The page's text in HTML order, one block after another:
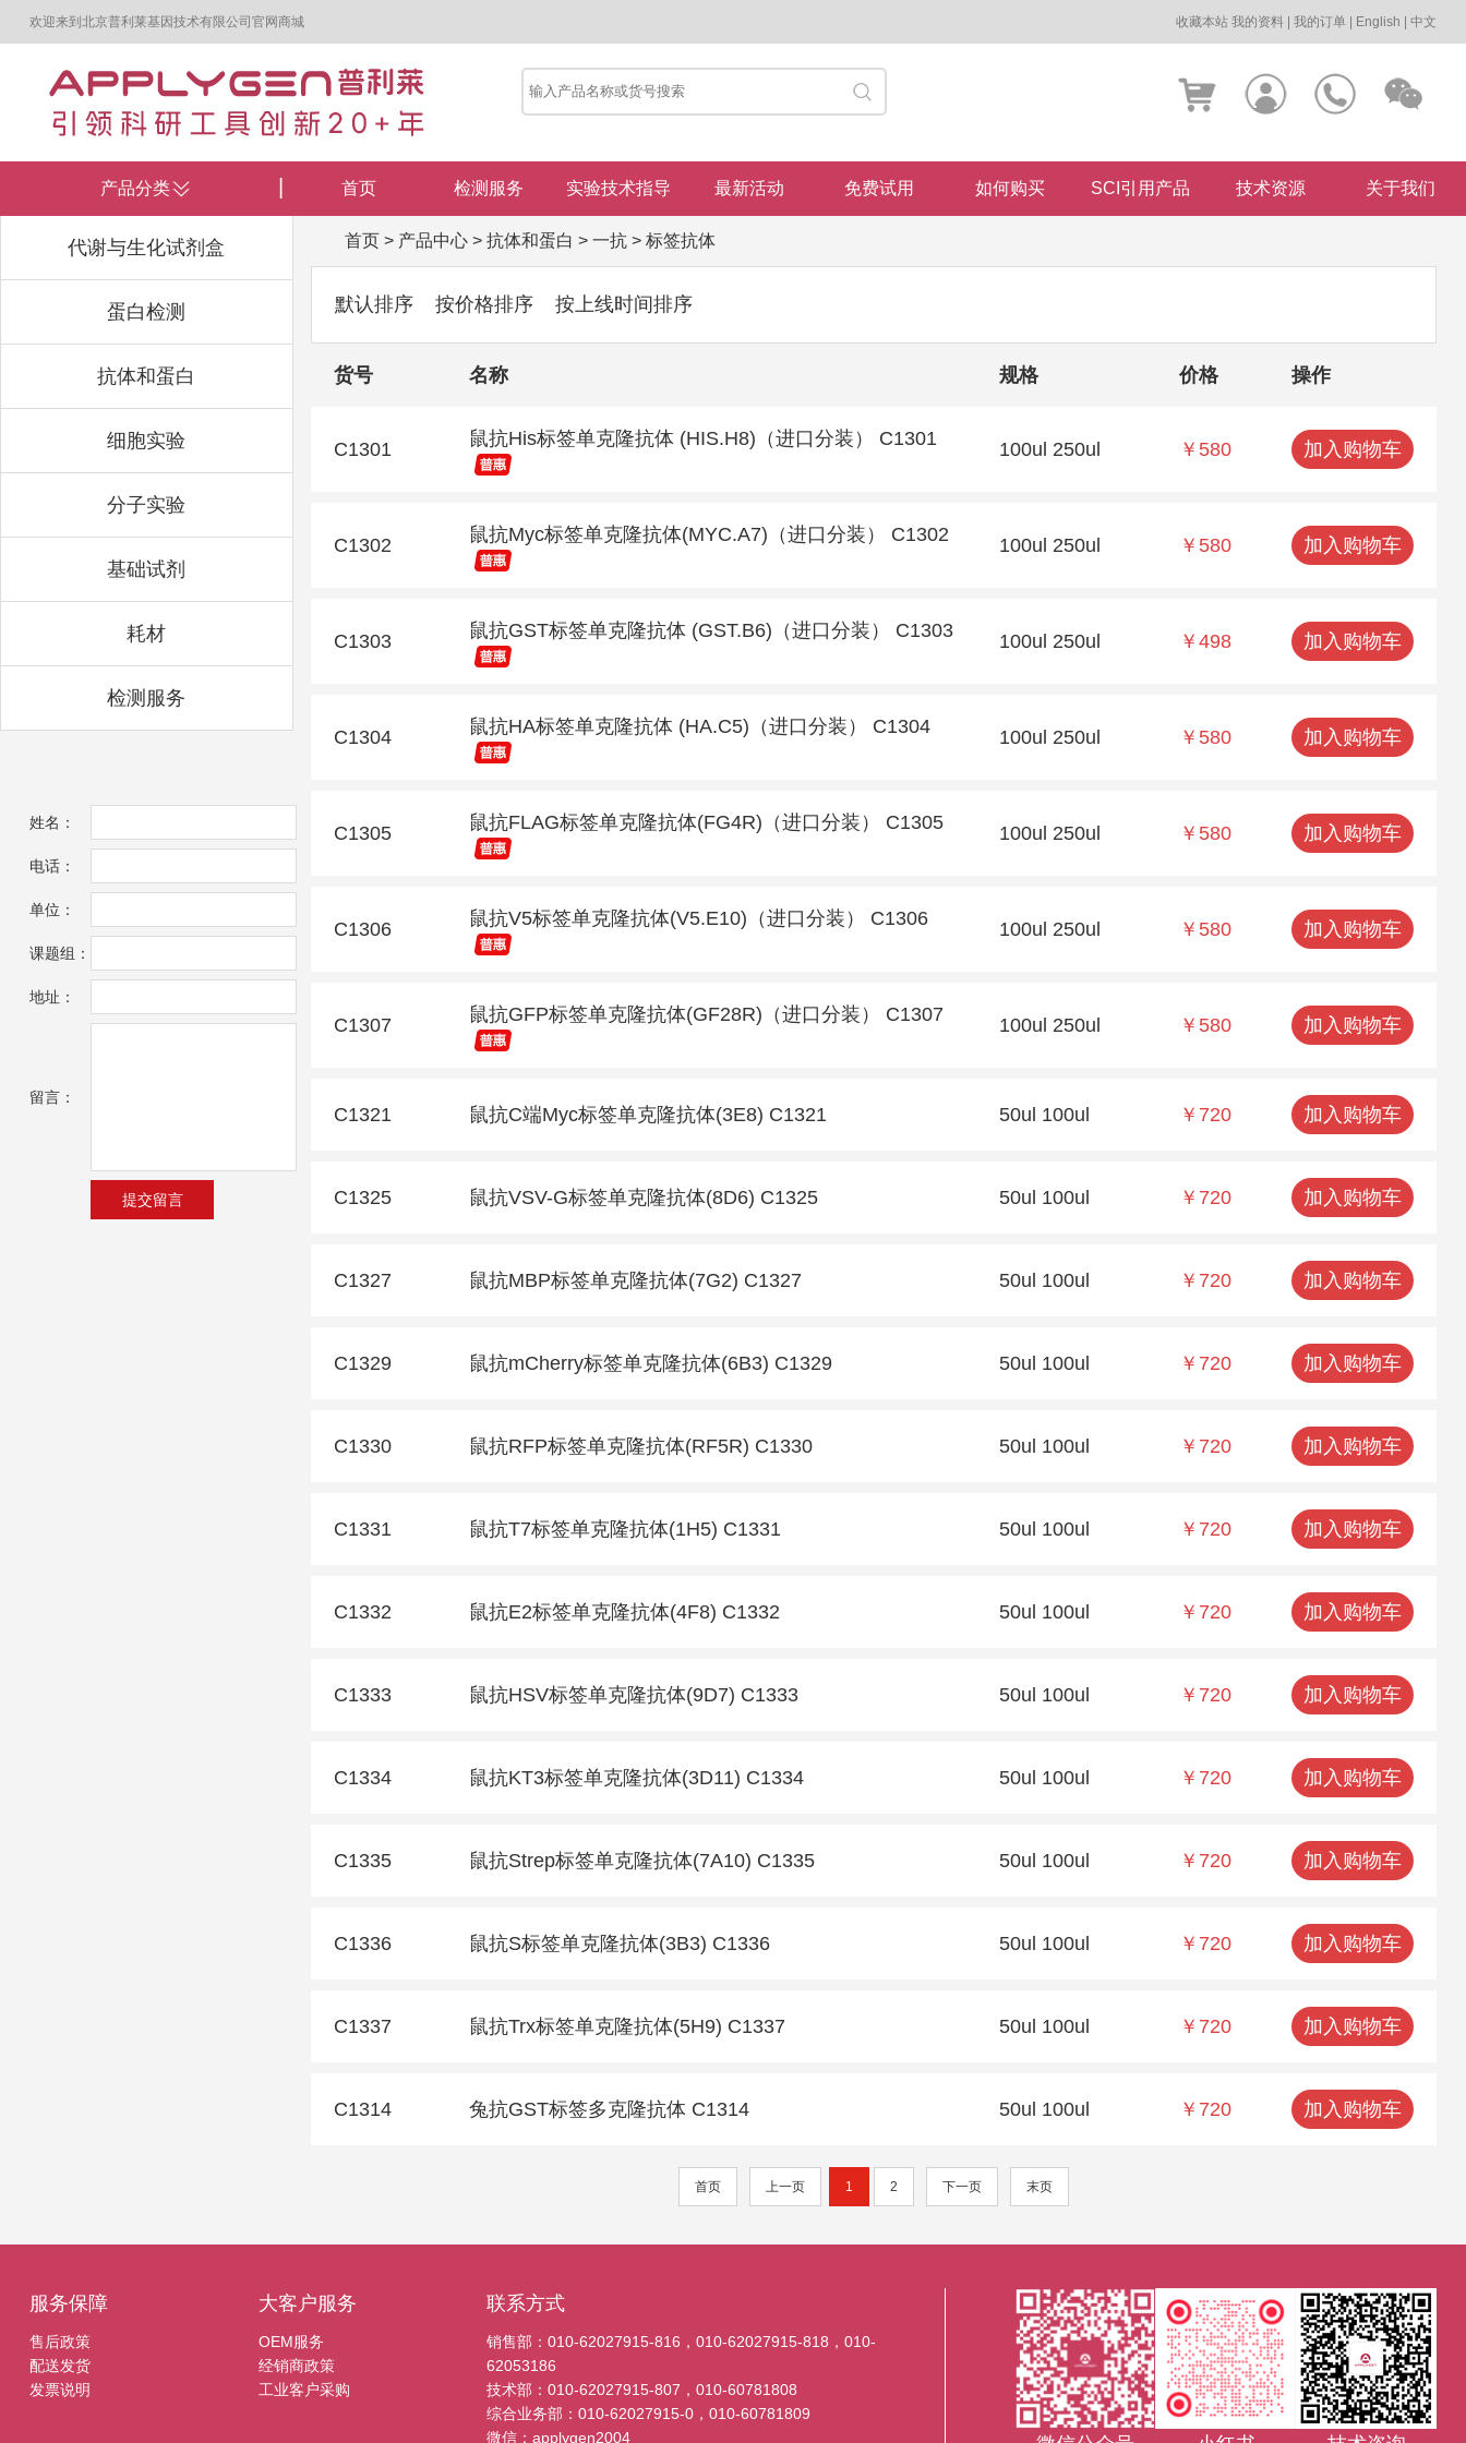
欢迎来到北京普利莱基因技术有限公司官网商城 收藏本站 我的资料 |我的订单 English |中文
产品分类
代谢与生化试剂盒
蛋白检测
抗体和蛋白
细胞实验
分子实验
基础试剂
耗材
检测服务
首页 检测服务 实验技术指导 最新活动 免费试用 如何购买 SCI引用产品 技术资源 关于我们
首页> 产品中心> 抗体和蛋白 > 一抗> 标签抗体
默认排序 按价格排序 按上线时间排序
货号 名称 规格 价格 操作
C1301 鼠抗His标签单克隆抗体 (HIS.H8)（进口分装） C1301 100ul 250ul ￥580 加入购物车
C1302 鼠抗Myc标签单克隆抗体(MYC.A7)（进口分装） C1302 100ul 250ul ￥580 加入购物车
C1303 鼠抗GST标签单克隆抗体 (GST.B6)（进口分装） C1303 100ul 250ul ￥498 加入购物车
C1304 鼠抗HA标签单克隆抗体 (HA.C5)（进口分装） C1304 100ul 250ul ￥580 加入购物车
C1305 鼠抗FLAG标签单克隆抗体(FG4R)（进口分装） C1305 100ul 250ul ￥580 加入购物车
C1306 鼠抗V5标签单克隆抗体(V5.E10)（进口分装） C1306 100ul 250ul ￥580 加入购物车
C1307 鼠抗GFP标签单克隆抗体(GF28R)（进口分装） C1307 100ul 250ul ￥580 加入购物车
C1321 鼠抗C端Myc标签单克隆抗体(3E8) C1321 50ul 100ul ￥720 加入购物车
C1325 鼠抗VSV-G标签单克隆抗体(8D6) C1325 50ul 100ul ￥720 加入购物车
C1327 鼠抗MBP标签单克隆抗体(7G2) C1327 50ul 100ul ￥720 加入购物车
C1329 鼠抗mCherry标签单克隆抗体(6B3) C1329 50ul 100ul ￥720 加入购物车
C1330 鼠抗RFP标签单克隆抗体(RF5R) C1330 50ul 100ul ￥720 加入购物车
C1331 鼠抗T7标签单克隆抗体(1H5) C1331 50ul 100ul ￥720 加入购物车
C1332 鼠抗E2标签单克隆抗体(4F8) C1332 50ul 100ul ￥720 加入购物车
C1333 鼠抗HSV标签单克隆抗体(9D7) C1333 50ul 100ul ￥720 加入购物车
C1334 鼠抗KT3标签单克隆抗体(3D11) C1334 50ul 100ul ￥720 加入购物车
C1335 鼠抗Strep标签单克隆抗体(7A10) C1335 50ul 100ul ￥720 加入购物车
C1336 鼠抗S标签单克隆抗体(3B3) C1336 50ul 100ul ￥720 加入购物车
C1337 鼠抗Trx标签单克隆抗体(5H9) C1337 50ul 100ul ￥720 加入购物车
C1314 兔抗GST标签多克隆抗体 C1314 50ul 100ul ￥720 加入购物车
首页 上一页 1 2 下一页 末页
姓名：
电话：
单位：
课题组：
地址：
留言：
服务保障
售后政策
配送发货
发票说明
大客户服务
OEM服务
经销商政策
工业客户采购
联系方式
销售部：010-62027915-816，010-62027915-818，010-
62053186
技术部：010-62027915-807，010-60781808
综合业务部：010-62027915-0，010-60781809
微信：applygen2004